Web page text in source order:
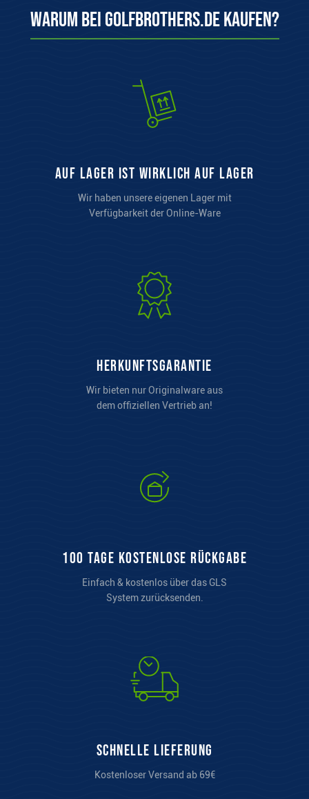
Warum bei Golfbrothers.de kaufen?
auf Lager ist wirklich auf Lager
Wir haben unsere eigenen Lager mit
Verfügbarkeit der Online-Ware
Herkunftsgarantie
Wir bieten nur Originalware aus
dem offiziellen Vertrieb an!
100 Tage kostenlose Rückgabe
Einfach & kostenlos über das GLS
System zurücksenden.
Schnelle Lieferung
Kostenloser Versand ab 69€